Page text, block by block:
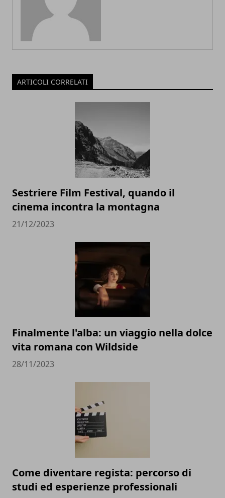
ARTICOLI CORRELATI
Sestriere Film Festival, quando il
cinema incontra la montagna
21/12/2023
Finalmente l'alba: un viaggio nella dolce
vita romana con Wildside
28/11/2023
Come diventare regista: percorso di
studi ed esperienze professionali